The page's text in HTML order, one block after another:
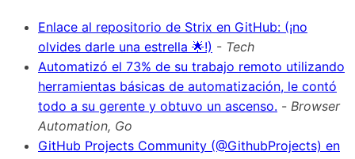
Enlace al repositorio de Strix en GitHub: (¡no
olvides darle una estrella 🌟!) - Tech
Automatizó el 73% de su trabajo remoto utilizando
herramientas básicas de automatización, le contó
todo a su gerente y obtuvo un ascenso. - Browser
Automation, Go
GitHub Projects Community (@GithubProjects) en